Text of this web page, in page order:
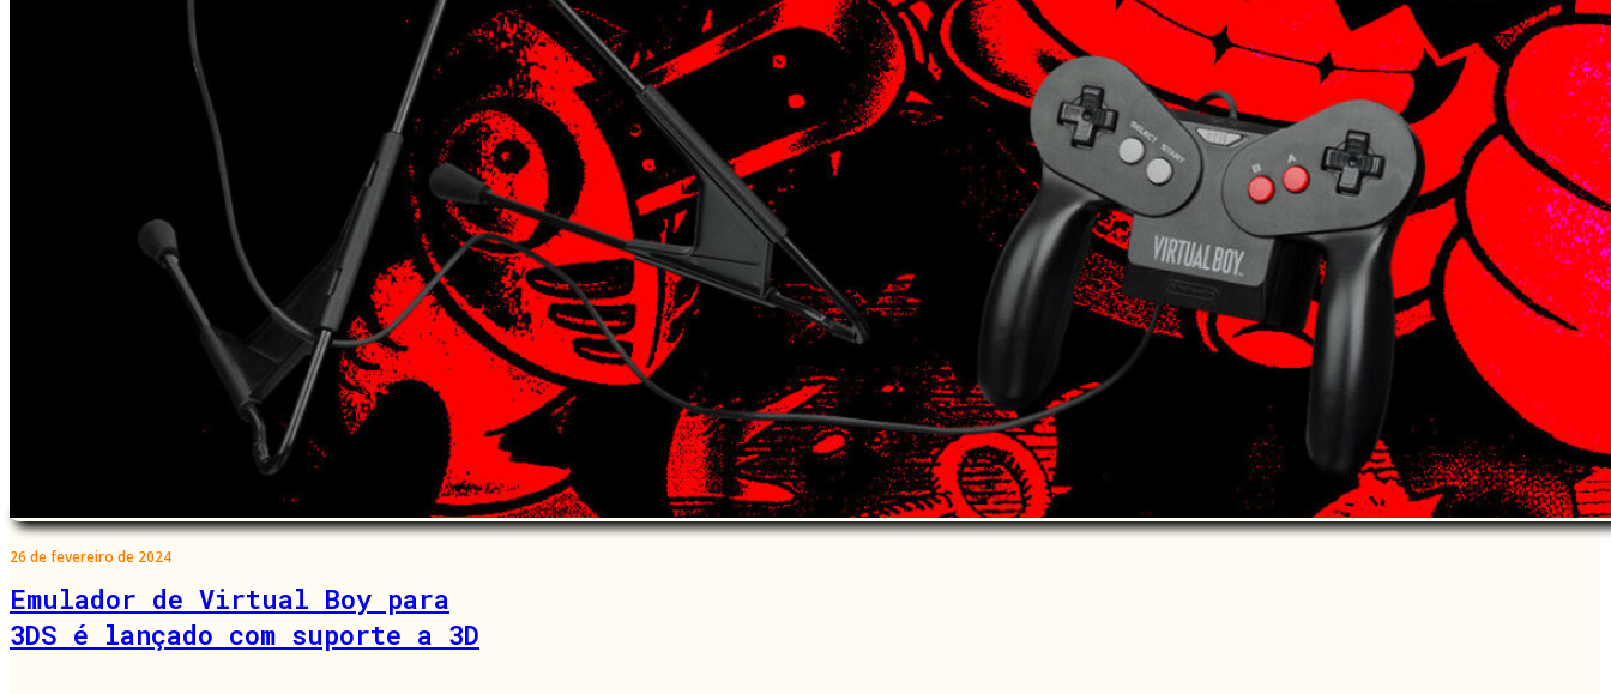
26 de fevereiro de 2024
Emulador de Virtual Boy para
3DS é lançado com suporte a 3D